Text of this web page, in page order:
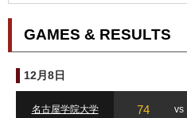
GAMES & RESULTS
12月8日
名古屋学院大学 74 vs